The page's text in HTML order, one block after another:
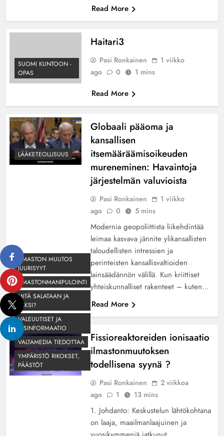
Read More
SUOMI KUNTOON -
OPAS
Haitari3
Pasi Ronkainen
1 viikko
ago
0 1 mins
Read More
LÄÄKETEOLLISUUS
Globaali pääoma ja
kansallisen
itsemääräämisoikeuden
mureneminen: Havaintoja
järjestelmän valuvioista
Pasi Ronkainen
1 viikko
ago
0 5 mins
Modernia geopoliittista liikehdintää
leimaa kasvava jännite ylikansallisten
taloudellisten intressien ja
perinteisten kansallisvaltioiden
lainsäädännön välillä. Kun kriittiset
yhteiskunnalliset rakenteet – kuten…
Read More
ILMASTON MUUTOS
JUURISYYT
ILMASTONMANIPULOINTI
MITÄ SALATAAN JA
MIKSI?
VALEUUTISET JA
DISINFORMAATIO
VALTAMEDIA TIEDOTTAA
YMPÄRISTÖ RIKOKSET,
PÄÄSTÖT
Fissioreaktoreiden ionisaatio
ilmastonmuutoksen
todellisena syynä ?
Pasi Ronkainen
2 viikkoa
ago
1 13 mins
1. Johdanto: Keskustelun lähtökohtana
on laaja, maailmanlaajuinen ja